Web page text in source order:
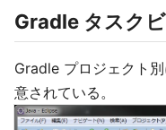
Gradle タスク
Gradle プロジェクト
意されている。